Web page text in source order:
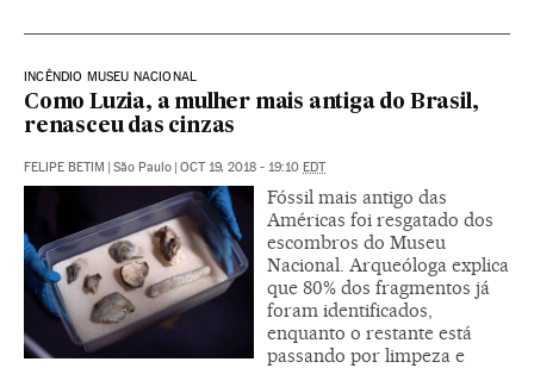
INCÊNDIO MUSEU NACIONAL
Como Luzia, a mulher mais antiga do Brasil,
renasceu das cinzas
FELIPE BETIM São Paulo OCT 19, 2018 - 19:10 EDT
Fóssil mais antigo das
Américas foi resgatado dos
escombros do Museu
Nacional. Arqueóloga explica
que 80% dos fragmentos já
foram identificados,
enquanto o restante está
passando por limpeza e